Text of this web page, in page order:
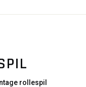
rollespil